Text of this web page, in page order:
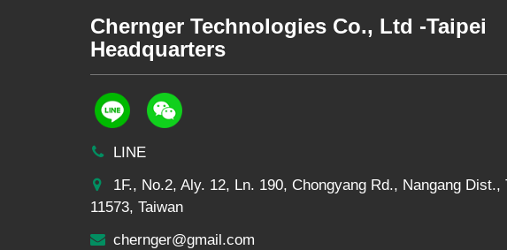
Chernger Technologies Co., Ltd -Taipei
Headquarters
LINE
1F., No.2, Aly. 12, Ln. 190, Chongyang Rd., Nangang Dist.,
11573, Taiwan
chernger@gmail.com